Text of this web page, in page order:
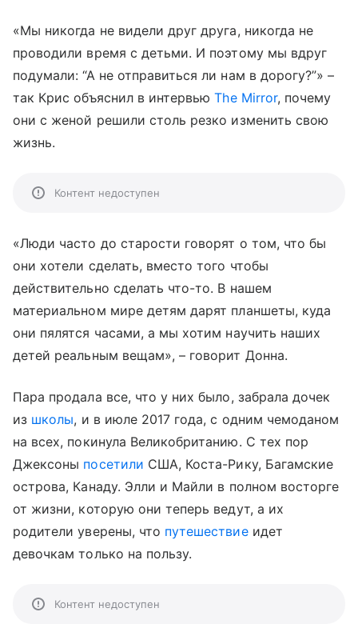
«Мы никогда не видели друг друга, никогда не
проводили время с детьми. И поэтому мы вдруг
подумали: “А не отправиться ли нам в дорогу?”» –
так Крис объяснил в интервьюThe Mirror, почему
они с женой решили столь резко изменить свою
жизнь.
Контент недоступен
«Люди часто до старости говорят о том, что бы
они хотели сделать, вместо того чтобы
действительно сделать что-то. В нашем
материальном мире детям дарят планшеты, куда
они пялятся часами, а мы хотим научить наших
детей реальным вещам», – говорит Донна.
Пара продала все, что у них было, забрала дочек
из школы, и в июле 2017 года, с одним чемоданом
на всех, покинула Великобританию. С тех пор
Джексоны посетили США, Коста-Рику, Багамские
острова, Канаду. Элли и Майли в полном восторге
от жизни, которую они теперь ведут, а их
родители уверены, что путешествиеидет
девочкам только на пользу.
Контент недоступен